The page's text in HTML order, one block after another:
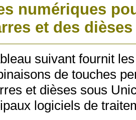
numériques
et des dièses
suivant fournit
de touches
et dièses sous
logiciels de